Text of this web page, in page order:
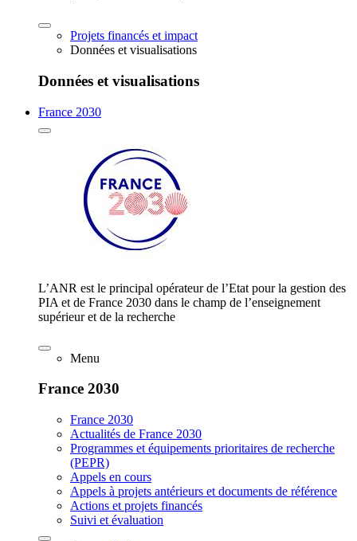
Projets financés et impact
Données et visualisations
Données et visualisations
France 2030
L’ANR est le principal opérateur de l’Etat pour la gestion des
PIA et de France 2030 dans le champ de l’enseignement
supérieur et de la recherche
Menu
France 2030
France 2030
Actualités de France 2030
Programmes et équipements prioritaires de recherche
(PEPR)
Appels en cours
Appels à projets antérieurs et documents de référence
Actions et projets financés
Suivi et évaluation